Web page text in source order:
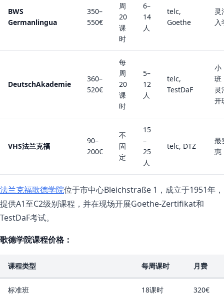
BWS
Germanlingua
350–
550€
周
20
课
时
6–
14
人
telc,
Goethe
灵
入
DeutschAkademie
360–
520€
每
周
20
课
时
5–
12
人
telc,
TestDaF
小
班
灵
开
VHS法兰克福
90–
200€
不
固
定
15
–
25
人
telc, DTZ
最
惠
法兰克福歌德学院位于市中心Bleichstraße 1，成立于1951年，
提供A1至C2级别课程，并在现场开展Goethe-Zertifikat和
TestDaF考试。
歌德学院课程价格：
课程类型 每周课时 月费
标准班 18课时 320€